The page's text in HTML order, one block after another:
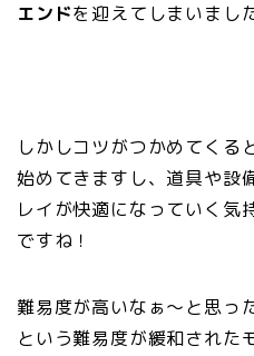
エンドを迎えてしまいまし
しかしコツがつかめてくる
始めてきますし、道具や設
レイが快適になっていく気
ですね！
難易度が高いなぁ～と思っ
という難易度が緩和された